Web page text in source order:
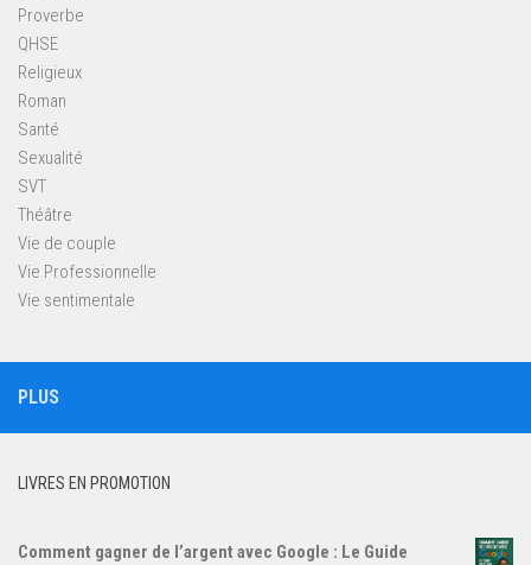
Proverbe
QHSE
Religieux
Roman
Santé
Sexualité
SVT
Théâtre
Vie de couple
Vie Professionnelle
Vie sentimentale
PLUS
LIVRES EN PROMOTION
Comment gagner de l’argent avec Google : Le Guide